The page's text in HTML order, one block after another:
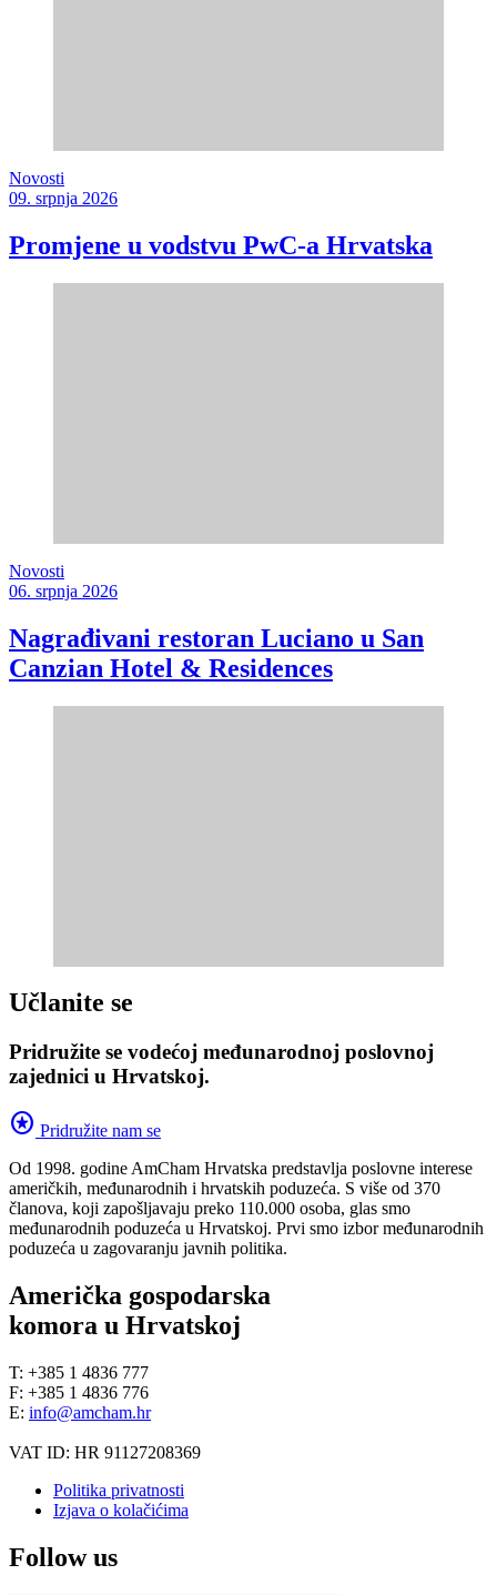
Novosti
09. srpnja 2026
Promjene u vodstvu PwC-a Hrvatska
Novosti
06. srpnja 2026
Nagrađivani restoran Luciano u San
Canzian Hotel & Residences
Učlanite se
Pridružite se vodećoj međunarodnoj poslovnoj
zajednici u Hrvatskoj.
stars Pridružite nam se
Od 1998. godine AmCham Hrvatska predstavlja poslovne interese
američkih, međunarodnih i hrvatskih poduzeća. S više od 370
članova, koji zapošljavaju preko 110.000 osoba, glas smo
međunarodnih poduzeća u Hrvatskoj. Prvi smo izbor međunarodnih
poduzeća u zagovaranju javnih politika.
Američka gospodarska
komora u Hrvatskoj
T: +385 1 4836 777
F: +385 1 4836 776
E: info@amcham.hr
VAT ID: HR 91127208369
Politika privatnosti
Izjava o kolačićima
Follow us